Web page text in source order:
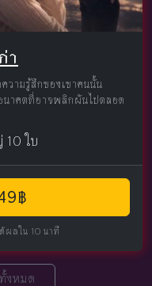
า
วามรู้สึกของเขาคนนั้น
นาคตที่อาจพลิกผันไปตลอด
10 ใบ
฿
ผลใน 10 นาที
งหมด